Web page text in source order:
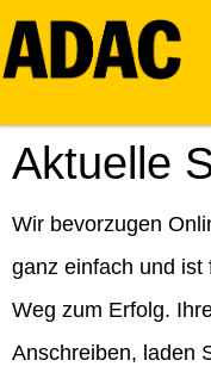
Aktuelle
Wir bevorzugen
ganz einfach und
Weg zum Erfolg.
Anschreiben, laden